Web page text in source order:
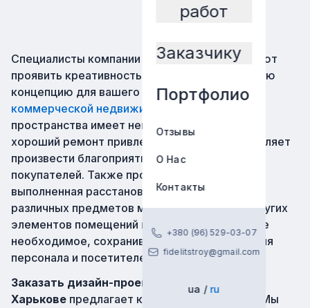
работ
Заказчику
Портфолио
Отзывы
О Нас
Контакты
+380 (96) 529-03-07
fidelitstroy@gmail.com
ua ru
Специалисты компании Fidelit-Stroy предлагают
проявить креативность и создать собственную
концепцию для вашего магазина.Ремонт
коммерческой недвижимости
пространства имеет немалое значение, ведь
хороший ремонт привлекает внимание, позволяет
произвести благоприятное впечатление на
покупателей. Также профессионально
выполненная расстановка полок стеллажей,
различных предметов мебели, приборов и других
элементов помещений позволит вместить все
необходимое, сохранив при этом комфорт для
персонала и посетителей.
Заказать дизайн-проект для магазина в
Харькове предлагает компания Fidelit-Stroy. Мы